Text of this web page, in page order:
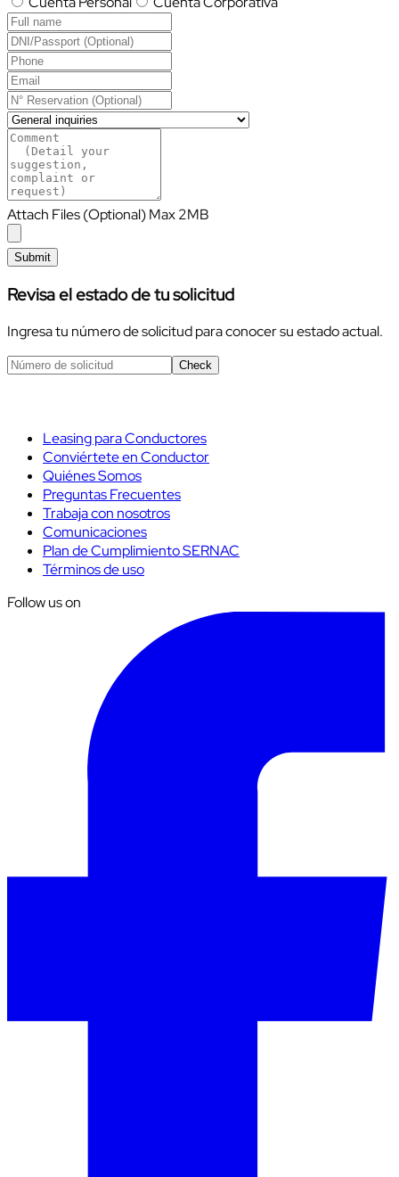
Attach Files (Optional) Max 2MB
Submit
Revisa el estado de tu solicitud
Ingresa tu número de solicitud para conocer su estado actual.
Check
Leasing para Conductores
Conviértete en Conductor
Quiénes Somos
Preguntas Frecuentes
Trabaja con nosotros
Comunicaciones
Plan de Cumplimiento SERNAC
Términos de uso
Follow us on